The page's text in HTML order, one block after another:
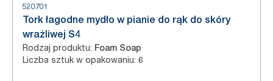
520701
Tork łagodne mydło w pianie do rąk do skóry
wrażliwej S4
Rodzaj produktu: Foam Soap
Liczba sztuk w opakowaniu: 6